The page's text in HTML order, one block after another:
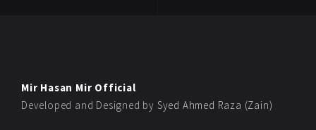
Mir Hasan Mir Official
Developed and Designed by Syed Ahmed Raza (Zain)